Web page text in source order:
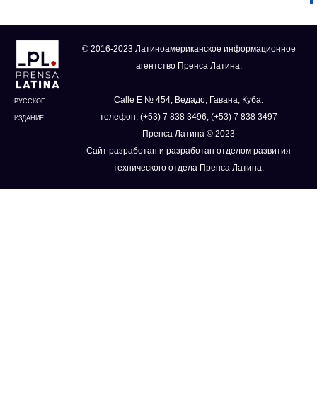
РУССКОЕ
ИЗДАНИЕ
© 2016-2023 Латиноамериканское информационное
агентство Пренса Латина.
Calle E № 454, Ведадо, Гавана, Куба.
телефон: (+53) 7 838 3496, (+53) 7 838 3497
Пренса Латина © 2023
Сайт разработан и разработан отделом развития
технического отдела Пренса Латина.